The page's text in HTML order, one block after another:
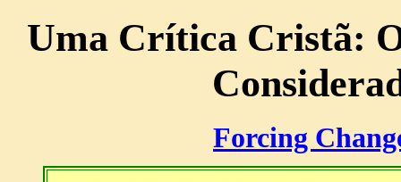
Uma Crítica Cristã:
Forcing